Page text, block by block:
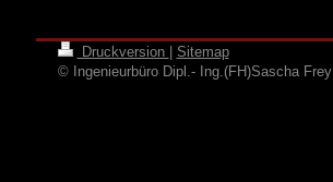
Druckversion
Sitemap
© Ingenieurbüro Dipl.- Ing.(FH)Sascha Frey